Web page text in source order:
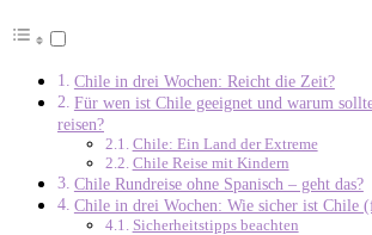
Chile in drei Wochen: Reicht die Zeit?
Für wen ist Chile geeignet und warum
reisen?
Chile: Ein Land der Extreme
Chile Reise mit Kindern
Chile Rundreise ohne Spanisch – geht das?
Chile in drei Wochen: Wie sicher ist Chile
Sicherheitstipps beachten